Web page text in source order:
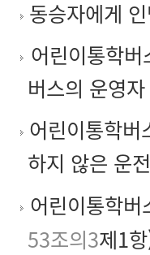
동승자에게
어린이통학
버스의 운영자
어린이통학
하지 않은 운
어린이통학
53조의3제1